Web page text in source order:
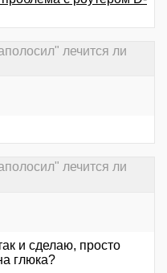
лечится ли
лечится ли
и сделаю, просто
глюка?